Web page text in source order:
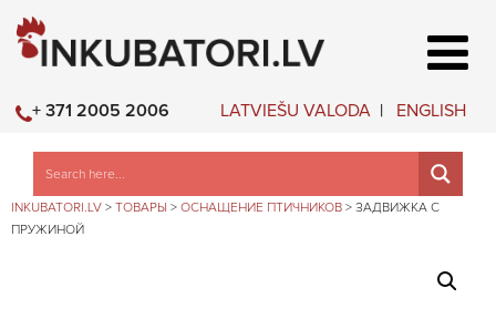
LATVIEŠU VALODA ENGLISH
+ 371 2005 2006
INKUBATORI.LV > ТОВАРЫ > ОСНАЩЕНИЕ ПТИЧНИКОВ > ЗАДВИЖКА С
ПРУЖИНОЙ